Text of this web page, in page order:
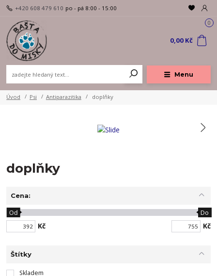
Menu
+420 608 479 610 po - pá 8:00 - 15:00
0
0,00 Kč
Úvod Psi Antiparazitika doplňky
doplňky
Cena:
Kč
Od Do
Kč
Štítky
Skladem